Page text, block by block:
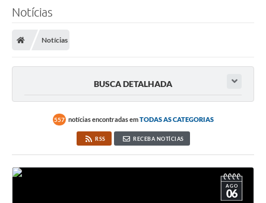
Notícias
Notícias
BUSCA DETALHADA
557 notícias encontradas emTODAS AS CATEGORIAS
RSS RECEBA NOTÍCIAS
AGO
06